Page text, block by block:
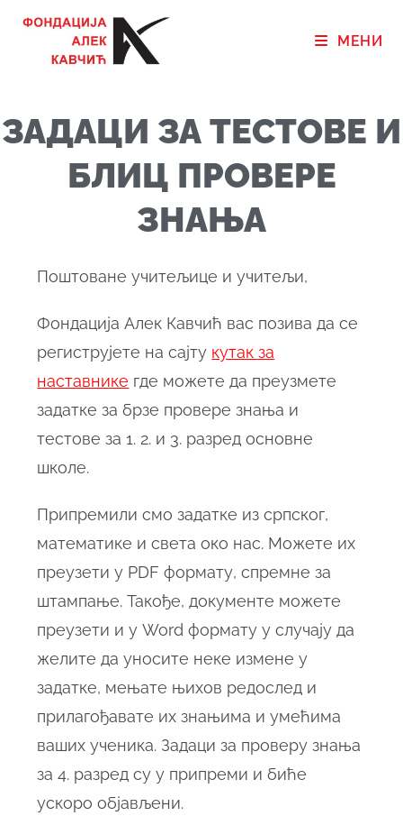
МЕНИ
ЗАДАЦИ ЗА ТЕСТОВЕ И
БЛИЦ ПРОВЕРЕ
ЗНАЊА
Поштоване учитељице и учитељи,
Фондација Алек Кавчић вас позива да се
региструјете на сајту кутак за
наставнике где можете да преузмете
задатке за брзе провере знања и
тестове за 1. 2. и 3. разред основне
школе.
Припремили смо задатке из српског,
математике и света око нас. Можете их
преузети у PDF формату, спремне за
штампање. Такође, документе можете
преузети и у Word формату у случају да
желите да уносите неке измене у
задатке, мењате њихов редослед и
прилагођавате их знањима и умећима
ваших ученика. Задаци за проверу знања
за 4. разред су у припреми и биће
ускоро објављени.